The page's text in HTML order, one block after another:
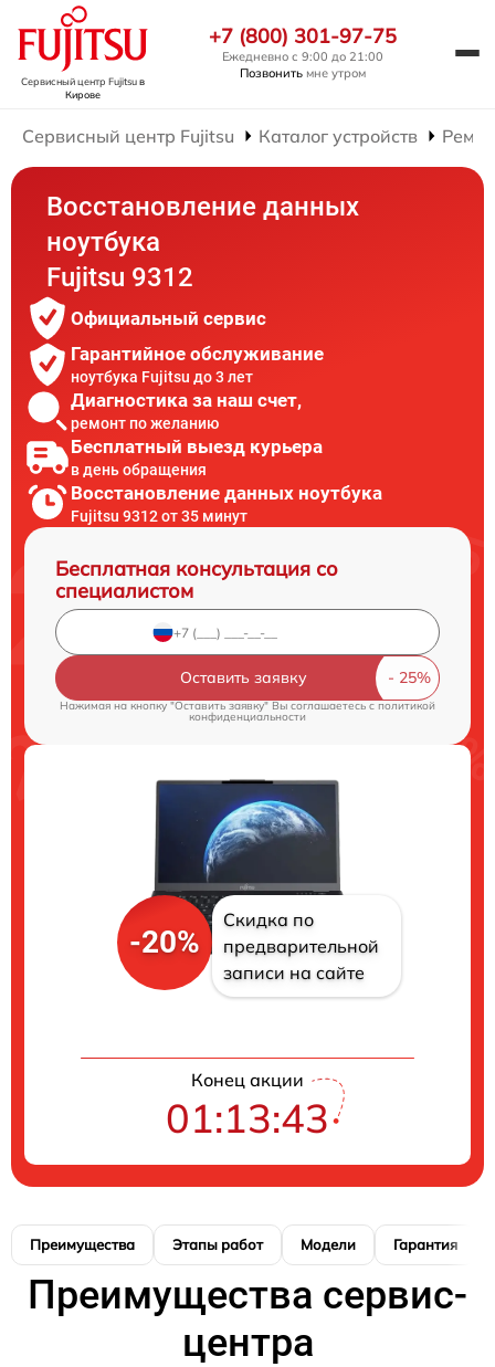
Сервисный центр Fujitsuв
Кирове
+7 (800) 301-97-75
Ежедневно с 9:00 до 21:00
Позвонить мне утром
Сервисный центр Fujitsu Каталог устройств
Восстановление данных
ноутбука
Fujitsu 9312
Официальный сервис
Гарантийное обслуживание
ноутбука Fujitsu до 3 лет
Диагностика за наш счет,
ремонт по желанию
Бесплатный выезд курьера
в день обращения
Восстановление данных ноутбука
Fujitsu 9312 от 35 минут
Бесплатная консультация со
специалистом
Оставить заявку
Нажимая на кнопку "Оставить заявку" Вы соглашаетесь cполитикой
конфиденциальности
-20%
Скидка по
предварительной
записи на сайте
Конец акции
01:13:42
Преимущества Этапы работ Модели Гарантия
Преимущества сервис-
центра